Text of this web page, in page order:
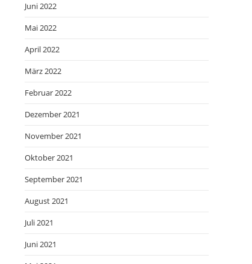
Juni 2022
Mai 2022
April 2022
März 2022
Februar 2022
Dezember 2021
November 2021
Oktober 2021
September 2021
August 2021
Juli 2021
Juni 2021